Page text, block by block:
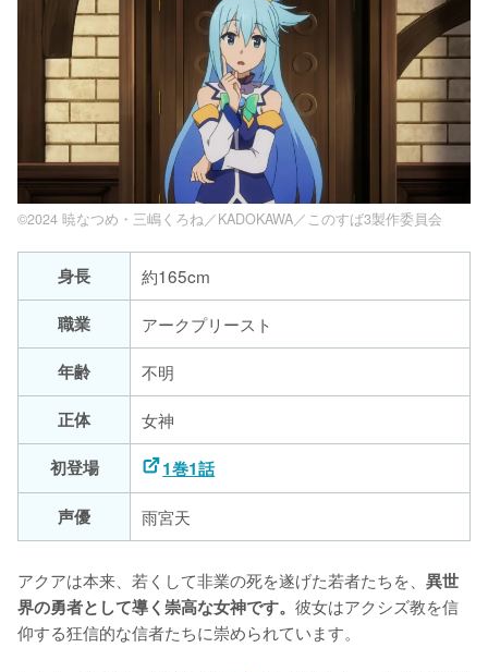
©2024 暁なつめ・三嶋くろね／KADOKAWA／このすば3製作委員会
身長
約165cm
職業
アークプリースト
年齢
不明
正体
女神
初登場
1巻1話
声優
雨宮天
アクアは本来、若くして非業の死を遂げた若者たちを、 異世
界の勇者として導く崇高な女神です。 彼女はアクシズ教を信
仰する狂信的な信者たちに崇められています。